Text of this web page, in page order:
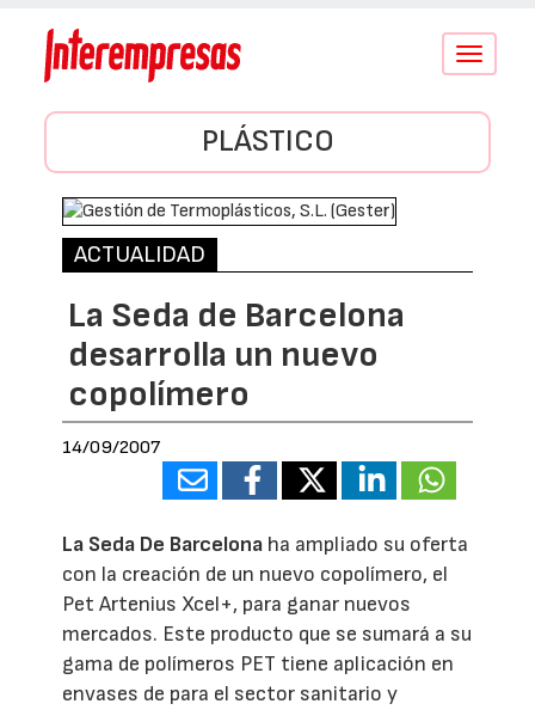
Conmutar
PLÁSTICO
ACTUALIDAD
La Seda de Barcelona
desarrolla un nuevo
copolímero
14/09/2007
La Seda De Barcelona ha ampliado su oferta
con la creación de un nuevo copolímero, el
Pet Artenius Xcel+, para ganar nuevos
mercados. Este producto que se sumará a su
gama de polímeros PET tiene aplicación en
envases de para el sector sanitario y